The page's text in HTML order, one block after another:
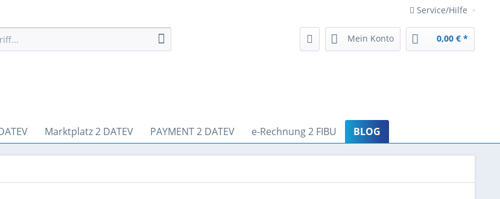
Service/Hilfe
Mein Konto 0,00 € *
Marktplatz 2 DATEV PAYMENT 2 DATEV e-Rechnung 2 FIBU BLOG